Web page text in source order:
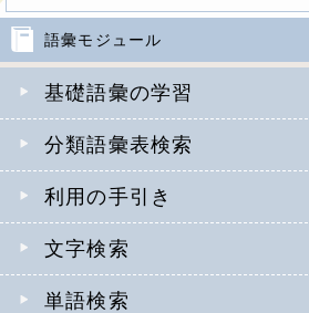
語彙モジュール
基礎語彙の学習
分類語彙表検索
利用の手引き
文字検索
単語検索